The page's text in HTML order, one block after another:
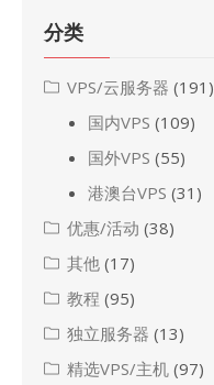
分类
VPS/云服务器 (191)
国内VPS (109)
国外VPS (55)
港澳台VPS (31)
优惠/活动 (38)
其他 (17)
教程 (95)
独立服务器 (13)
精选VPS/主机 (97)